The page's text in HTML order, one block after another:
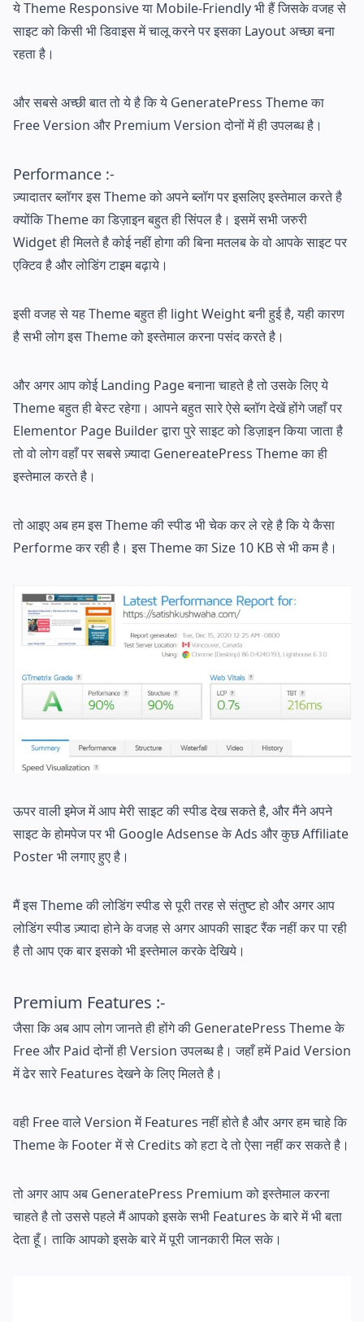
ये Theme Responsive या Mobile-Friendly भी हैं जिसके वजह से
साइट को किसी भी डिवाइस में चालू करने पर इसका Layout अच्छा बना
रहता है।
और सबसे अच्छी बात तो ये है कि ये GeneratePress Theme का
Free Version और Premium Version दोनों में ही उपलब्ध है।
Performance :-
ज़्यादातर ब्लॉगर इस Theme को अपने ब्लॉग पर इसलिए इस्तेमाल करते है
क्योंकि Theme का डिज़ाइन बहुत ही सिंपल है। इसमें सभी जरुरी
Widget ही मिलते है कोई नहीं होगा की बिना मतलब के वो आपके साइट पर
एक्टिव है और लोडिंग टाइम बढ़ाये।
इसी वजह से यह Theme बहुत ही light Weight बनी हुई है, यही कारण
है सभी लोग इस Theme को इस्तेमाल करना पसंद करते है।
और अगर आप कोई Landing Page बनाना चाहते है तो उसके लिए ये
Theme बहुत ही बेस्ट रहेगा। आपने बहुत सारे ऐसे ब्लॉग देखें होंगे जहाँ पर
Elementor Page Builder द्वारा पुरे साइट को डिज़ाइन किया जाता है
तो वो लोग वहाँ पर सबसे ज़्यादा GenereatePress Theme का ही
इस्तेमाल करते है।
तो आइए अब हम इस Theme की स्पीड भी चेक कर ले रहे है कि ये कैसा
Performe कर रही है। इस Theme का Size 10 KB से भी कम है।
ऊपर वाली इमेज में आप मेरी साइट की स्पीड देख सकते है, और मैंने अपने
साइट के होमपेज पर भी Google Adsense के Ads और कुछ Affiliate
Poster भी लगाए हुए है।
मैं इस Theme की लोडिंग स्पीड से पूरी तरह से संतुष्ट हो और अगर आप
लोडिंग स्पीड ज़्यादा होने के वजह से अगर आपकी साइट रैंक नहीं कर पा रही
है तो आप एक बार इसको भी इस्तेमाल करके देखिये।
Premium Features :-
जैसा कि अब आप लोग जानते ही होंगे की GeneratePress Theme के
Free और Paid दोनों ही Version उपलब्ध है। जहाँ हमें Paid Version
में ढेर सारे Features देखने के लिए मिलते है।
वही Free वाले Version में Features नहीं होते है और अगर हम चाहे कि
Theme के Footer में से Credits को हटा दे तो ऐसा नहीं कर सकते है।
तो अगर आप अब GeneratePress Premium को इस्तेमाल करना
चाहते है तो उससे पहले मैं आपको इसके सभी Features के बारे में भी बता
देता हूँ। ताकि आपको इसके बारे में पूरी जानकारी मिल सके।